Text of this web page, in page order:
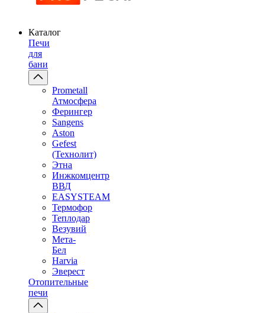
Каталог
Печи
для
бани
Prometall
Атмосфера
Ферингер
Sangens
Aston
Gefest
(Технолит)
Этна
Инжкомцентр
ВВД
EASYSTEAM
Термофор
Теплодар
Везувий
Мета-
Бел
Harvia
Эверест
Отопительные
печи